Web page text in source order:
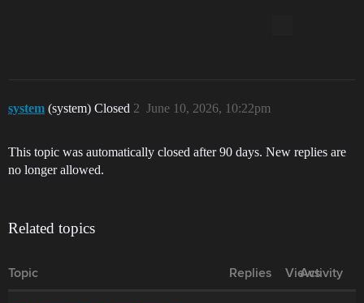
system (system) Closed June 10, 2026, 10:22pm
2
This topic was automatically closed after 90 days. New replies are
no longer allowed.
Related topics
Topic Replies Views
Activity